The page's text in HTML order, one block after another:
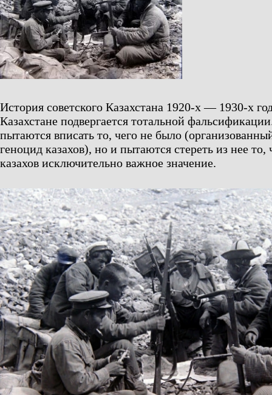
История советского Казахстана 1920-х — 1930-х
Казахстане подвергается тотальной
пытаются вписать то, чего не было
геноцид казахов), но и пытаются стереть из нее
казахов исключительно важное значение.